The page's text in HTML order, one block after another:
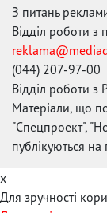
З питань
Відділ роботи з
(044) 207-97-00
Відділ роботи
Матеріали, що
"Спецпроект",
публікуються
x
Для зручності